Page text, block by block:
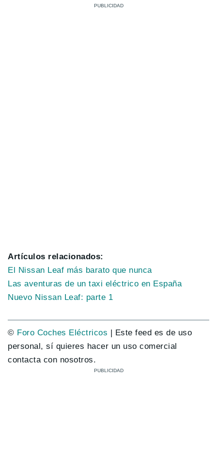
Artículos relacionados:
El Nissan Leaf más barato que nunca
Las aventuras de un taxi eléctrico en España
Nuevo Nissan Leaf: parte 1
© Foro Coches Eléctricos | Este feed es de uso
personal, sí quieres hacer un uso comercial
contacta con nosotros.